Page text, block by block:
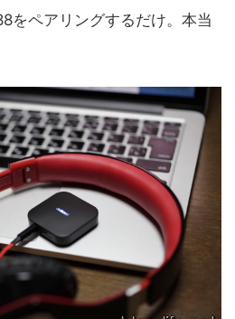
をペアリングするだけ。本当